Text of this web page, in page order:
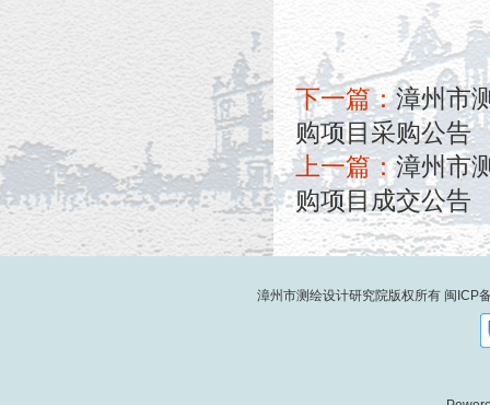
下一篇：漳州市
购项目采购公告
上一篇：漳州市
购项目成交公告
漳州市测绘设计研究院版权所有 闽ICP